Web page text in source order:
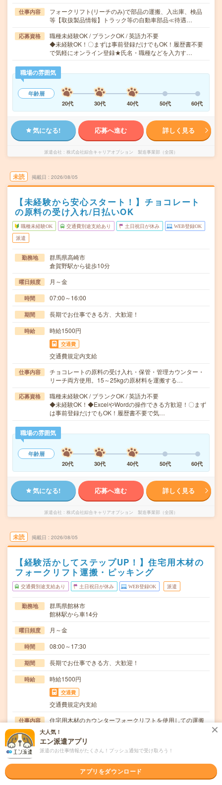
仕事内容
フォークリフト(リーチのみ)で部品の運搬、入出庫、検品
等【取扱製品情報】トラック等の自動車部品≪待遇…
応募資格
職種未経験OK / ブランクOK / 英語力不要
◆未経験OK！〇まずは事前登録だけでもOK！履歴書不要
で気軽にオンライン登録★氏名・職種などを入力す…
職場の雰囲気
年齢層
20代
30代 40代 50代 60代
気になる! 応募へ進む 詳しく見る
派遣会社 株式会社綜合キャリアオプション 製造事業部（全国）
未読 掲載日 2026/08/05
【未経験から安心スタート！】チョコレート
の原料の受け入れ/日払いOK
職種未経験OK 交通費別途支給あり 土日祝日が休み WEB登録OK
派遣
勤務地
群馬県高崎市
倉賀野駅から徒歩10分
曜日頻度 月～金
時間 07:00～16:00
期間 長期でお仕事できる方、大歓迎！
時給 時給1500円
交通費
交通費規定内支給
仕事内容
チョコレートの原料の受け入れ・保管・管理カウンター・
リーチ両方使用。15～25kgの原材料を運搬する…
応募資格
職種未経験OK / ブランクOK / 英語力不要
◆未経験OK！◆ExcelやWordの操作できる方歓迎！〇まず
は事前登録だけでもOK！履歴書不要で気…
職場の雰囲気
年齢層
20代
30代 40代 50代 60代
気になる! 応募へ進む 詳しく見る
派遣会社 株式会社綜合キャリアオプション 製造事業部（全国）
未読 掲載日 2026/08/05
【経験活かしてステップUP！】住宅用木材の
フォークリフト運搬・ピッキング
交通費別途支給あり 土日祝日が休み WEB登録OK 派遣
勤務地
群馬県館林市
館林駅から車14分
曜日頻度 月～金
時間 08:00～17:30
期間 長期でお仕事できる方、大歓迎！
時給 時給1500円
交通費
交通費規定内支給
仕事内容
住宅用木材のカウンターフォークリフトを使用しての運搬
業務。また木材のピッキング、パレットへの集積業務…
応募資格
ブランクOK / 英語力不要
◆経験者歓迎！〇まずは事前登録だけでもOK！履歴書不要
職場の雰囲気
大人気！
エン派遣アプリ
派遣のお仕事情報がたくさん！プッシュ通知で受け取ろう！
アプリをダウンロード